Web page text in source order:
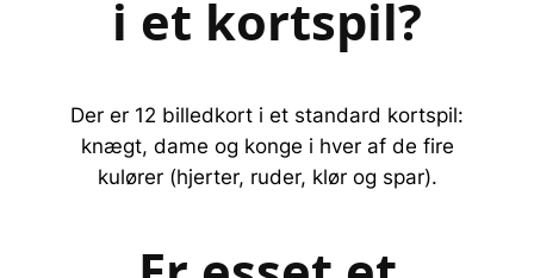
i et kortspil?
Der er 12 billedkort i et standard kortspil:
knægt, dame og konge i hver af de fire
kulører (hjerter, ruder, klør og spar).